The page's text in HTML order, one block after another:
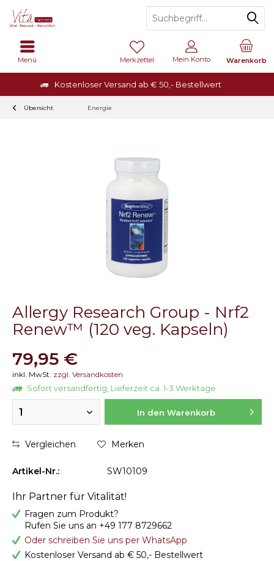
Kostenloser Versand ab € 50,- Bestellwert
Warenkorb
Merkzettel Mein Konto
Menü
Übersicht Energie
Allergy Research Group - Nrf2
Renew™ (120 veg. Kapseln)
79,95 €
inkl. MwSt. zzgl. Versandkosten
Sofort versandfertig, Lieferzeit ca. 1-3 Werktage
1 In den Warenkorb
Vergleichen Merken
Artikel-Nr.: SW10109
Ihr Partner für Vitalität!
Fragen zum Produkt?
Rufen Sie uns an +49 177 8729662
Oder schreiben Sie uns per WhatsApp
Kostenloser Versand ab € 50,- Bestellwert